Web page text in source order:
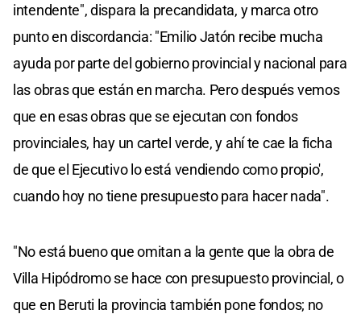
intendente", dispara la precandidata, y marca otro
punto en discordancia: "Emilio Jatón recibe mucha
ayuda por parte del gobierno provincial y nacional para
las obras que están en marcha. Pero después vemos
que en esas obras que se ejecutan con fondos
provinciales, hay un cartel verde, y ahí te cae la ficha
de que el Ejecutivo lo está vendiendo como propio',
cuando hoy no tiene presupuesto para hacer nada".
"No está bueno que omitan a la gente que la obra de
Villa Hipódromo se hace con presupuesto provincial, o
que en Beruti la provincia también pone fondos; no